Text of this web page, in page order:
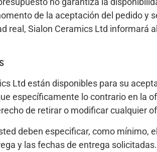
de la aceptación del pedido y
real, Sialon Ceramics Ltd informará
Ltd están disponibles para su
específicamente lo contrario en la
de retirar o modificar cualquier
deben especificar, como mínimo,
y las fechas de entrega